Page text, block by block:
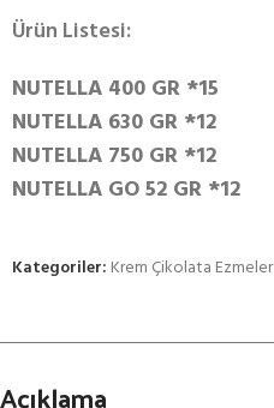
Ürün Listesi:
NUTELLA 400 GR *15
NUTELLA 630 GR *12
NUTELLA 750 GR *12
NUTELLA GO 52 GR *12
Kategoriler: Krem Çikolata Ezmeler
Açıklama